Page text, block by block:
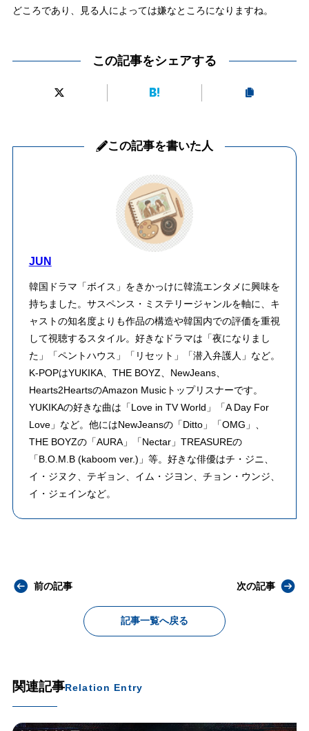
どころであり、見る人によっては嫌なところになりますね。
この記事をシェアする
この記事を書いた人
JUN
韓国ドラマ「ボイス」をきかっけに韓流エンタメに興味を
持ちました。サスペンス・ミステリージャンルを軸に、キ
ャストの知名度よりも作品の構造や韓国内での評価を重視
して視聴するスタイル。好きなドラマは「夜になりまし
た」「ペントハウス」「リセット」「潜入弁護人」など。
K-POPはYUKIKA、THE BOYZ、NewJeans、
Hearts2HeartsのAmazon Musicトップリスナーです。
YUKIKAの好きな曲は「Love in TV World」「A Day For
Love」など。他にはNewJeansの「Ditto」「OMG」、
THE BOYZの「AURA」「Nectar」TREASUREの
「B.O.M.B (kaboom ver.)」等。好きな俳優はチ・ジニ、
イ・ジヌク、テギョン、イム・ジヨン、チョン・ウンジ、
イ・ジェインなど。
前の記事
記事一覧へ戻る
次の記事
関連記事Relation Entry